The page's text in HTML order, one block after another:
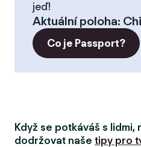
jeď!
Aktuální poloha:
Co je Passport?
Když se potkáváš s
dodržovat naše tipy pro